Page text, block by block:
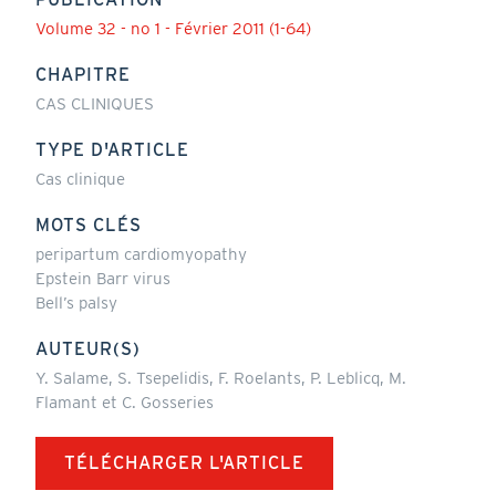
Volume 32 - no 1 - Février 2011 (1-64)
CHAPITRE
CAS CLINIQUES
TYPE D'ARTICLE
Cas clinique
MOTS CLÉS
peripartum cardiomyopathy
Epstein Barr virus
Bell’s palsy
AUTEUR(S)
Y. Salame, S. Tsepelidis, F. Roelants, P. Leblicq, M.
Flamant et C. Gosseries
TÉLÉCHARGER L'ARTICLE